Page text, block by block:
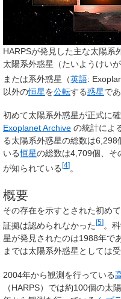
HARPSが発見した主な太陽系
太陽系外惑星 （たいようけい
または系外惑星 （英語:
以外の恒星を公転する惑星であ
初めて太陽系外惑星が正式に
Exoplanet Archive の統計によ
る太陽系外惑星の総数は6,298
いる恒星の総数は4,709個、そ
が知られている [4] 。
概要
その存在を示すとされた初め
証拠は認められなかった [5] 。
星が発見されたのは1988年で
までは太陽系外惑星としては
2004年から観測を行っている
（HARPS）では約100個の太